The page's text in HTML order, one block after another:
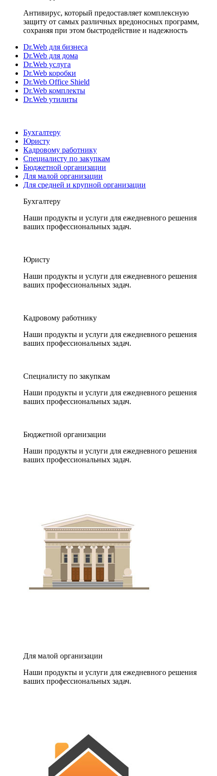
Антивирус, который предоставляет комплексную
защиту от самых различных вредоносных программ,
сохраняя при этом быстродействие и надежность
Dr.Web для бизнеса
Dr.Web для дома
Dr.Web услуга
Dr.Web коробки
Dr.Web Office Shield
Dr.Web комплекты
Dr.Web утилиты
Бухгалтеру
Юристу
Кадровому работнику
Специалисту по закупкам
Бюджетной организации
Для малой организации
Для средней и крупной организации
Бухгалтеру
Наши продукты и услуги для ежедневного решения
ваших профессиональных задач.
Юристу
Наши продукты и услуги для ежедневного решения
ваших профессиональных задач.
Кадровому работнику
Наши продукты и услуги для ежедневного решения
ваших профессиональных задач.
Специалисту по закупкам
Наши продукты и услуги для ежедневного решения
ваших профессиональных задач.
Бюджетной организации
Наши продукты и услуги для ежедневного решения
ваших профессиональных задач.
Для малой организации
Наши продукты и услуги для ежедневного решения
ваших профессиональных задач.